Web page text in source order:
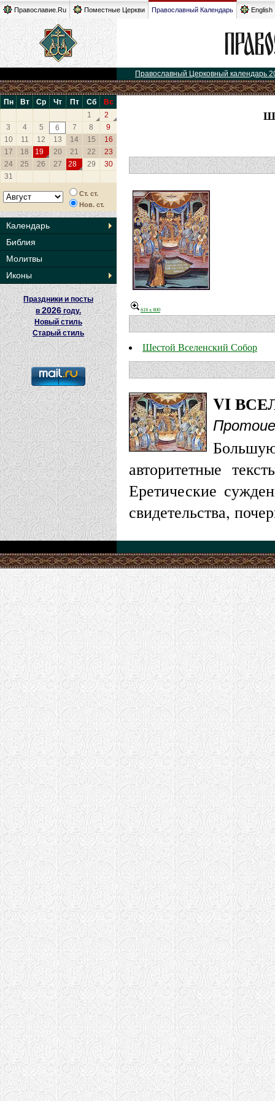
Православие.Ru Поместные Церкви Православный Календарь English
Православный Церковный календарь
Пн Вт Ср Чт Пт Сб
Вс
1
2
3
4 5 6 7 8
9
10
11 12 13 14 15
16
17
18 19 20 21 22
23
24
25 26 27 28 29
30
31
Ст. ст.
Нов. ст.
Календарь
Библия
Молитвы
Иконы
Праздники и посты
в2026 году.
Новый стиль
Старый стиль
618 x 800
Шестой Вселенский Собор
VI
авторитетные
Еретические
свидетельства,